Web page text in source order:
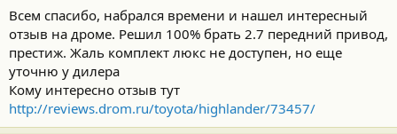
Всем спасибо, набрался времени и нашел интересный
отзыв на дроме. Решил 100% брать 2.7 передний привод,
престиж. Жаль комплект люкс не доступен, но еще
уточню у дилера
Кому интересно отзыв тут
http://reviews.drom.ru/toyota/highlander/73457/